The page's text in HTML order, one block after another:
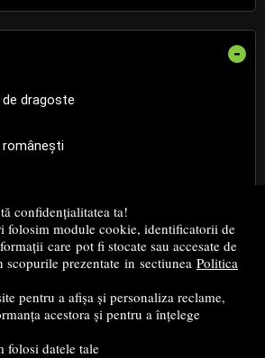
confidențialitatea ta!
folosim module cookie, identificatorii de
care pot fi stocate sau accesate de
prezentate in sectiunea Politica
pentru a afișa și personaliza reclame,
acestora și pentru a înțelege
folosi datele tale
-
dragoste
românești
de istorie